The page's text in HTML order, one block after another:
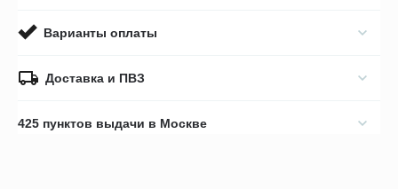
Варианты оплаты
Доставка и ПВЗ
425 пунктов выдачи в Москве